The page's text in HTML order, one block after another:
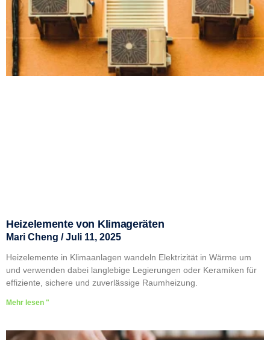
Heizelemente von Klimageräten
Mari Cheng Juli 11, 2025
Heizelemente in Klimaanlagen wandeln Elektrizität in Wärme um
und verwenden dabei langlebige Legierungen oder Keramiken für
effiziente, sichere und zuverlässige Raumheizung.
Mehr lesen "